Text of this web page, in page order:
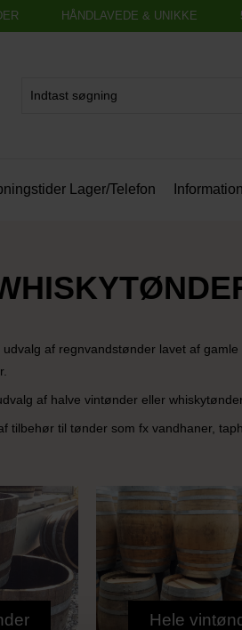
HÅNDLAVEDE & UNIKKE
Lager/Telefon Information
af regnvandstønder lavet af
af halve vintønder eller
tilbehør til tønder som fx vandhaner,
Hele